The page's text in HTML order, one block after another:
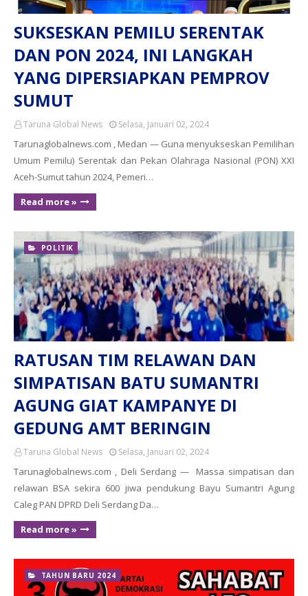
SUKSESKAN PEMILU SERENTAK
DAN PON 2024, INI LANGKAH
YANG DIPERSIAPKAN PEMPROV
SUMUT
Taruna Global News Selasa, Januari 02, 2024
Tarunaglobalnews.com , Medan — Guna menyukseskan Pemilihan
Umum Pemilu) Serentak dan Pekan Olahraga Nasional (PON) XXI
Aceh-Sumut tahun 2024, Pemeri…
Read more »
POLITIK
RATUSAN TIM RELAWAN DAN
SIMPATISAN BATU SUMANTRI
AGUNG GIAT KAMPANYE DI
GEDUNG AMT BERINGIN
Taruna Global News Selasa, Januari 02, 2024
Tarunaglobalnews.com , Deli Serdang — Massa simpatisan dan
relawan BSA sekira 600 jiwa pendukung Bayu Sumantri Agung
Caleg PAN DPRD Deli Serdang Da…
Read more »
TAHUN BARU 2024